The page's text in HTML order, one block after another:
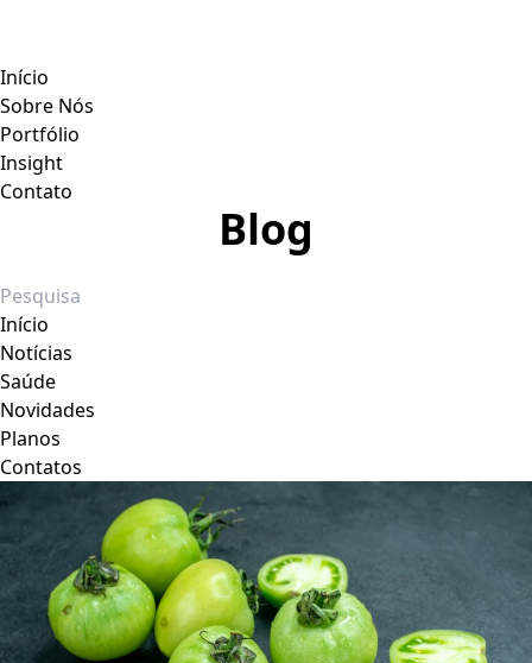
Início
Sobre Nós
Portfólio
Insight
Contato
Blog
Início
Notícias
Saúde
Novidades
Planos
Contatos